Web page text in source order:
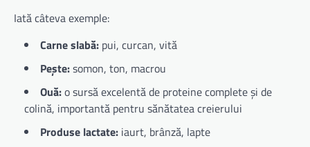
Iată câteva exemple:
Carne slabă: pui, curcan, vită
Pește:somon, ton, macrou
Ouă:o sursă excelentă de proteine complete și de
colină, importantă pentru sănătatea creierului
Produse lactate: iaurt, brânză, lapte